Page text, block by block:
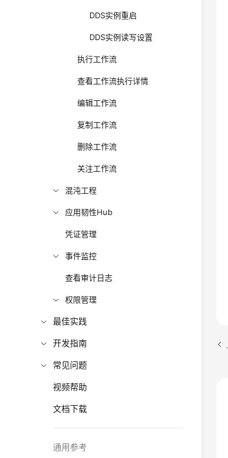
DDS实例重启
DDS实例读写设置
执行工作流
查看工作流执行详情
编辑工作流
复制工作流
删除工作流
关注工作流
混沌工程
应用韧性Hub
凭证管理
事件监控
查看审计日志
权限管理
最佳实践
开发指南
常见问题
视频帮助
文档下载
通用参考